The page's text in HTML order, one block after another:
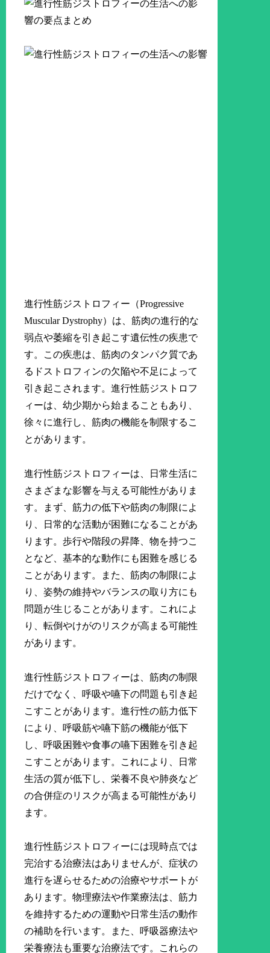
進行性筋ジストロフィー（Progressive
Muscular Dystrophy）は、筋肉の進行的な
弱点や萎縮を引き起こす遺伝性の疾患で
す。この疾患は、筋肉のタンパク質であ
るドストロフィンの欠陥や不足によって
引き起こされます。進行性筋ジストロフ
ィーは、幼少期から始まることもあり、
徐々に進行し、筋肉の機能を制限するこ
とがあります。
進行性筋ジストロフィーは、日常生活に
さまざまな影響を与える可能性がありま
す。まず、筋力の低下や筋肉の制限によ
り、日常的な活動が困難になることがあ
ります。歩行や階段の昇降、物を持つこ
となど、基本的な動作にも困難を感じる
ことがあります。また、筋肉の制限によ
り、姿勢の維持やバランスの取り方にも
問題が生じることがあります。これによ
り、転倒やけがのリスクが高まる可能性
があります。
進行性筋ジストロフィーは、筋肉の制限
だけでなく、呼吸や嚥下の問題も引き起
こすことがあります。進行性の筋力低下
により、呼吸筋や嚥下筋の機能が低下
し、呼吸困難や食事の嚥下困難を引き起
こすことがあります。これにより、日常
生活の質が低下し、栄養不良や肺炎など
の合併症のリスクが高まる可能性があり
ます。
進行性筋ジストロフィーには現時点では
完治する治療法はありませんが、症状の
進行を遅らせるための治療やサポートが
あります。物理療法や作業療法は、筋力
を維持するための運動や日常生活の動作
の補助を行います。また、呼吸器療法や
栄養療法も重要な治療法です。これらの